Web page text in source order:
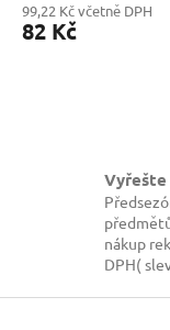
99,22 Kč včetně DPH
82 Kč
Vyřešte
nákup
DPH(